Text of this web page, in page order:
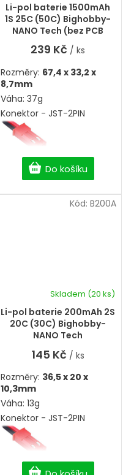
Li-pol baterie 1500mAh
1S 25C (50C) Bighobby-
NANO Tech (bez PCB
ochrany)
239 Kč / ks
Do košíku
Rozměry: 67,4 x 33,2 x
8,7mm
Váha: 37g
Konektor - JST-2PIN
Li-pol baterie 200mAh 2S
20C (30C) Bighobby-
NANO Tech
Skladem (20 ks)
145 Kč / ks
Rozměry: 36,5 x 20 x
10,3mm
Váha: 13g
Konektor - JST-2PIN
Kód: B200A